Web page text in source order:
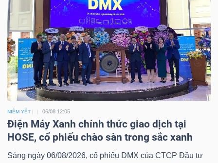
NIÊM YẾT 06/08 12:05
Điện Máy Xanh chính thức giao dịch tại
HOSE, cổ phiếu chào sàn trong sắc xanh
Sáng ngày 06/08/2026, cổ phiếu DMX của CTCP Đầu tư